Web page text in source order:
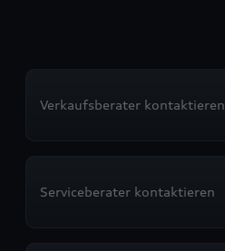
Verkaufsberater kontaktieren
Serviceberater kontaktieren